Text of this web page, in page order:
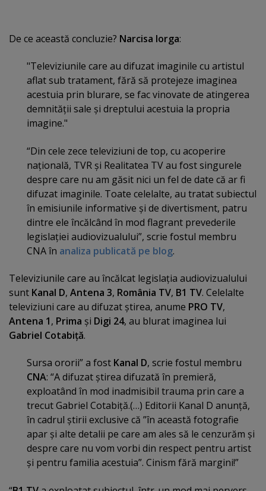
De ce această concluzie? Narcisa Iorga:
"Televiziunile care au difuzat imaginile cu artistul
aflat sub tratament, fără să protejeze imaginea
acestuia prin blurare, se fac vinovate de atingerea
demnităţii sale şi dreptului acestuia la propria
imagine."
“Din cele zece televiziuni de top, cu acoperire
naţională, TVR şi Realitatea TV au fost singurele
despre care nu am găsit nici un fel de date că ar fi
difuzat imaginile. Toate celelalte, au tratat subiectul
în emisiunile informative şi de divertisment, patru
dintre ele încălcând în mod flagrant prevederile
legislaţiei audiovizualului”, scrie fostul membru
CNA în analiza publicată pe blog.
Televiziunile care au încălcat legislaţia audiovizualului
sunt Kanal D, Antena 3, România TV, B1 TV. Celelalte
televiziuni care au difuzat ştirea, anume PRO TV,
Antena 1, Prima şi Digi 24, au blurat imaginea lui
Gabriel Cotabiţă.
Sursa ororii” a fost Kanal D, scrie fostul membru
CNA: “A difuzat ştirea difuzată în premieră,
exploatând în mod inadmisibil trauma prin care a
trecut Gabriel Cotabiţă.(…) Editorii Kanal D anunţă,
în cadrul ştirii exclusive că ”în această fotografie
apar şi alte detalii pe care am ales să le cenzurăm şi
despre care nu vom vorbi din respect pentru artist
şi pentru familia acestuia”. Cinism fără margini!”